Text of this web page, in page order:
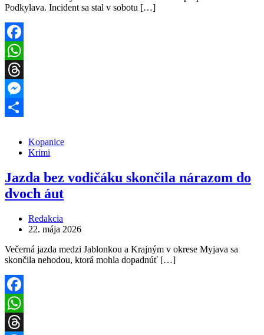
Podkylava. Incident sa stal v sobotu […]
Facebook
WhatsApp
Threads
Messenger
Kopanice
Krimi
Jazda bez vodičáku skončila nárazom do
dvoch áut
Redakcia
22. mája 2026
Večerná jazda medzi Jablonkou a Krajným v okrese Myjava sa
skončila nehodou, ktorá mohla dopadnúť […]
Facebook
WhatsApp